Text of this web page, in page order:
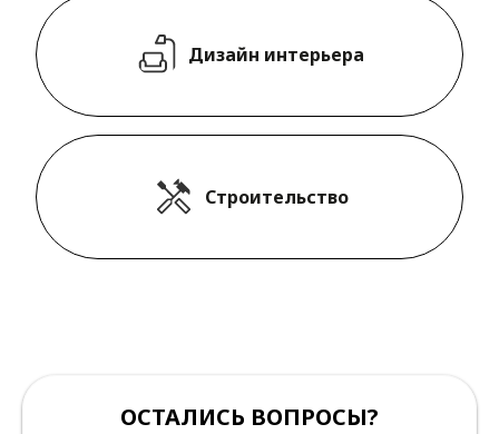
Дизайн интерьера
Строительство
ОСТАЛИСЬ ВОПРОСЫ?